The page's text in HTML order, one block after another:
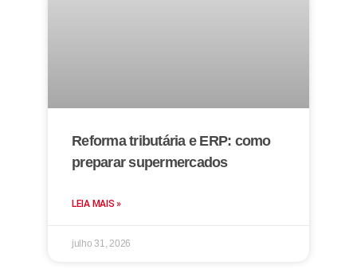
Reforma tributária e ERP: como
preparar supermercados
LEIA MAIS »
julho 31, 2026